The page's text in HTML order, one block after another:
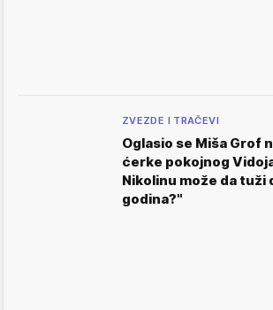
ZVEZDE I TRAČEVI
Oglasio se Miša Grof
ćerke pokojnog
Nikolinu može da tuži
godina?"